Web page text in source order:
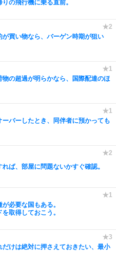
の飛行機に乗る直前。
が買い物なら、バーゲン時期が狙い
物の超過が明らかなら、国際配達のほ
ーバーしたとき、同伴者に預かっても
ば、部屋に問題ないかすぐ確認。
必要な国もある。
取得しておこう。
だけは絶対に押さえておきたい、最小